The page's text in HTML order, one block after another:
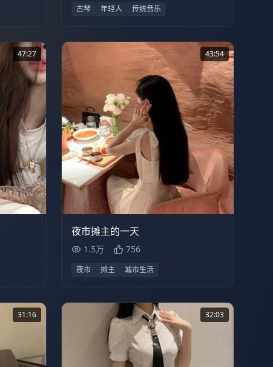
古琴 年轻人 传统音乐
47:27
47:27
1.5万 43:54
43:54
夜市摊主的一天
1.5万 756
夜市 摊主 城市生活
31:16 32:03